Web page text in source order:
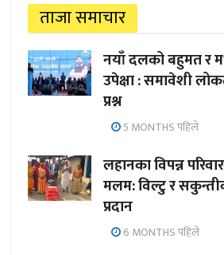
ताजा समाचार
नयाँ दलको बहुमत र
उपेक्षा : समावेशी
प्रश्न
5 MONTHS पहिले
लहानका विपन्न
मलम: विल्टु र
प्रदान
6 MONTHS पहिले